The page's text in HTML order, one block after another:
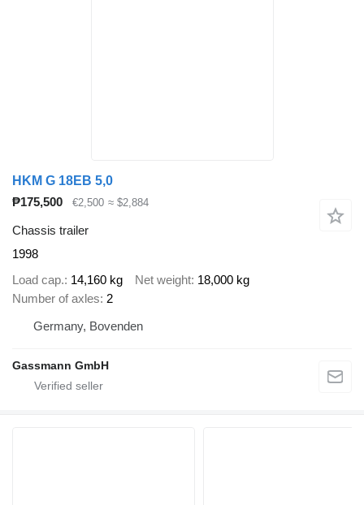
HKM G 18EB 5,0
₱175,500
€2,500 ≈ $2,884
Chassis trailer
1998
Load cap. 14,160 kg Net weight 18,000 kg
Number of axles 2
Germany, Bovenden
Gassmann GmbH